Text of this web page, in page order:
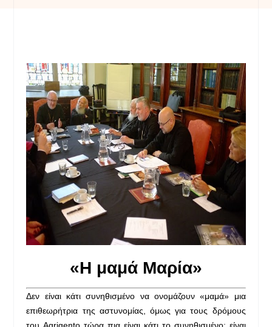
«Η μαμά Μαρία»
Δεν είναι κάτι συνηθισμένο να ονομάζουν «μαμά» μια
επιθεωρήτρια της αστυνομίας, όμως για τους δρόμους